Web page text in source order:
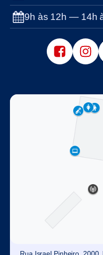
9h às 12h — 14h